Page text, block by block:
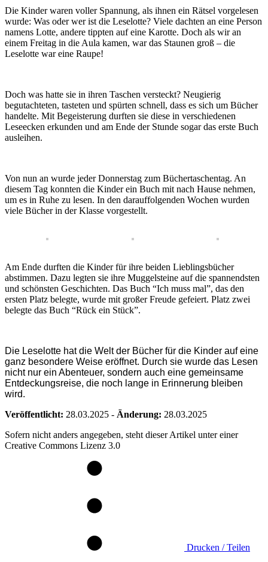
Die Kinder waren voller Spannung, als ihnen ein Rätsel vorgelesen
wurde: Was oder wer ist die Leselotte? Viele dachten an eine Person
namens Lotte, andere tippten auf eine Karotte. Doch als wir an
einem Freitag in die Aula kamen, war das Staunen groß – die
Leselotte war eine Raupe!
Doch was hatte sie in ihren Taschen versteckt? Neugierig
begutachteten, tasteten und spürten schnell, dass es sich um Bücher
handelte. Mit Begeisterung durften sie diese in verschiedenen
Leseecken erkunden und am Ende der Stunde sogar das erste Buch
ausleihen.
Von nun an wurde jeder Donnerstag zum Büchertaschentag. An
diesem Tag konnten die Kinder ein Buch mit nach Hause nehmen,
um es in Ruhe zu lesen. In den darauffolgenden Wochen wurden
viele Bücher in der Klasse vorgestellt.
Am Ende durften die Kinder für ihre beiden Lieblingsbücher
abstimmen. Dazu legten sie ihre Muggelsteine auf die spannendsten
und schönsten Geschichten. Das Buch “Ich muss mal”, das den
ersten Platz belegte, wurde mit großer Freude gefeiert. Platz zwei
belegte das Buch “Rück ein Stück”.
Die Leselotte hat die Welt der Bücher für die Kinder auf eine
ganz besondere Weise eröffnet. Durch sie wurde das Lesen
nicht nur ein Abenteuer, sondern auch eine gemeinsame
Entdeckungsreise, die noch lange in Erinnerung bleiben
wird.
Veröffentlicht: 28.03.2025 - Änderung: 28.03.2025
Sofern nicht anders angegeben, steht dieser Artikel unter einer
Creative Commons Lizenz 3.0
Drucken / Teilen